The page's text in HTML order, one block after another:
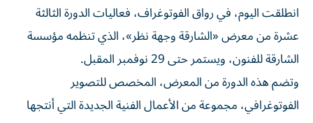
انطلقت اليوم، في رواق الفوتوغراف، فعاليات الدورة الثالثة
عشرة من معرض «الشارقة وجهة نظر»، الذي تنظمه مؤسسة
الشارقة للفنون، ويستمر حتى 29 نوفمبر المقبل.
وتضم هذه الدورة من المعرض، المخصص للتصوير
الفوتوغرافي، مجموعة من الأعمال الفنية الجديدة التي أنتجها